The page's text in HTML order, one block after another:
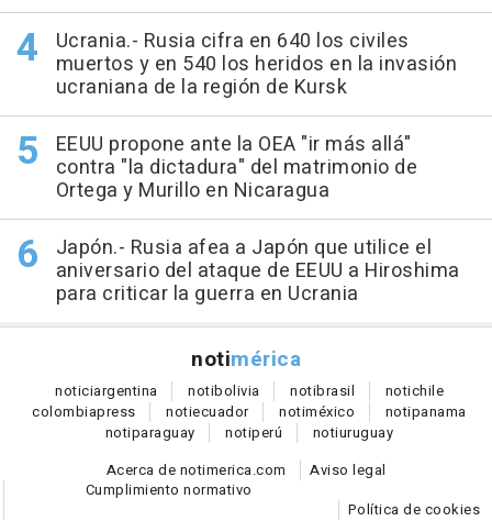
Ucrania.- Rusia cifra en 640 los civiles
muertos y en 540 los heridos en la invasión
ucraniana de la región de Kursk
EEUU propone ante la OEA "ir más allá"
contra "la dictadura" del matrimonio de
Ortega y Murillo en Nicaragua
Japón.- Rusia afea a Japón que utilice el
aniversario del ataque de EEUU a Hiroshima
para criticar la guerra en Ucrania
notimérica
noticiargentina notibolivia notibrasil notichile
colombiapress notiecuador notiméxico notipanama
notiparaguay notiperú notiuruguay
Acerca de notimerica.com
Aviso legal
Cumplimiento normativo
Política de cookies